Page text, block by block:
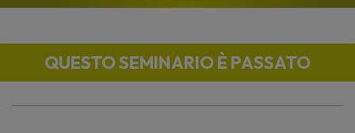
QUESTO SEMINARIO È PASSATO